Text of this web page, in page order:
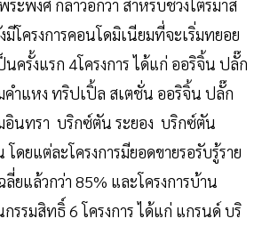
ระพงศ์ กล่าวอีกว่า สำหรับช่วงไตรมาส
โครงการคอนโดมิเนียมที่จะเริ่มทยอย
ครั้งแรก 4โครงการ ได้แก่ ออริจิ้น ปลั๊ก
คำแหง ทริปเปิ้ล สเตชั่น ออริจิ้น ปลั๊ก
อินทรา บริกซ์ตัน ระยอง บริกซ์ตัน
ดยแต่ละโครงการมียอดขายรอรับรู้ราย
ยแล้วกว่า 85% และโครงการบ้าน
รรมสิทธิ์ 6 โครงการ ได้แก่ แกรนด์ บริ